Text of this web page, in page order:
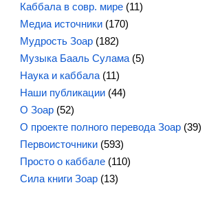
Каббала в совр. мире (11)
Медиа источники (170)
Мудрость Зоар (182)
Музыка Бааль Сулама (5)
Наука и каббала (11)
Наши публикации (44)
О Зоар (52)
О проекте полного перевода Зоар (39)
Первоисточники (593)
Просто о каббале (110)
Сила книги Зоар (13)